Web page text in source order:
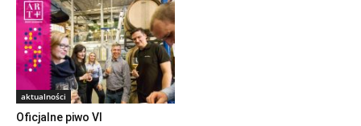
aktualności
Oficjalne piwo VI